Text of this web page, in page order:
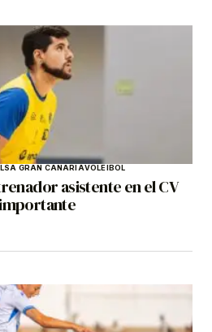
GRAN CANARIAVOLEIBOL
asistente en el CV